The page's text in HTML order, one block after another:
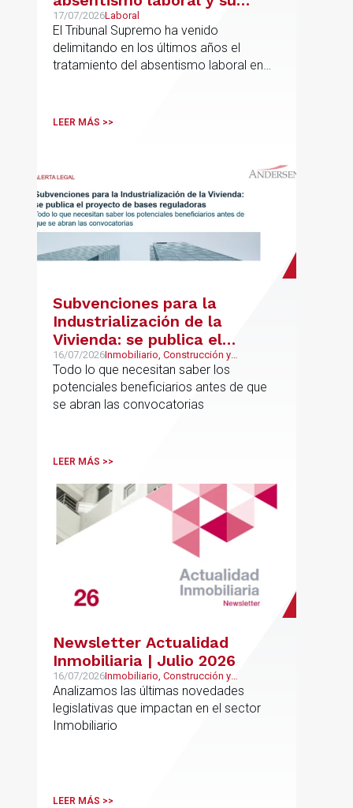
incidencia en el salario
17/07/2026Laboral
El Tribunal Supremo ha venido
delimitando en los últimos años el
tratamiento del absentismo laboral en
asistencia, complementos de
LEER MÁS >>
Subvenciones para la
Industrialización de la
Vivienda: se publica el
proyecto de bases
reguladoras
16/07/2026Inmobiliario, Construcción y
Urbanismo
Todo lo que necesitan saber los
potenciales beneficiarios antes de que
se abran las convocatorias
LEER MÁS >>
Newsletter Actualidad
Inmobiliaria | Julio 2026
16/07/2026Inmobiliario, Construcción y
Urbanismo
Analizamos las últimas novedades
legislativas que impactan en el sector
Inmobiliario
LEER MÁS >>